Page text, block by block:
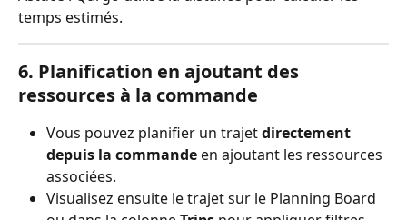
temps estimés.
6. Planification en ajoutant des
ressources à la commande
Vous pouvez planifier un trajet directement
depuis la commande en ajoutant les ressources
associées.
Visualisez ensuite le trajet sur le Planning Board